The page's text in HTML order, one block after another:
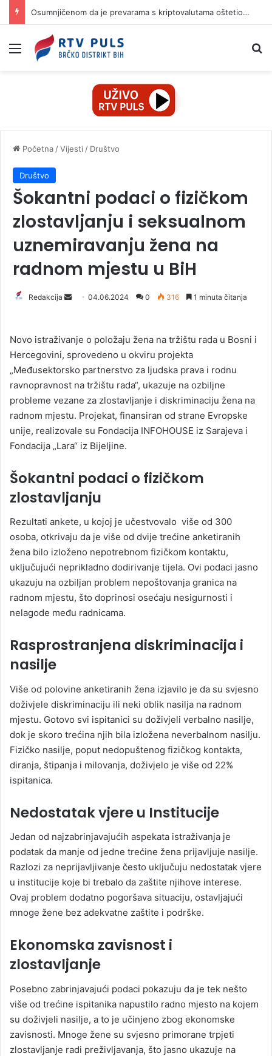
Osumnjičenom da je prevarama s kriptovalutama oštetio dvije žene za 42.000 KM
Izbornik
Početna /Vijesti / Društvo
Društvo
Šokantni podaci o fizičkom
zlostavljanju i seksualnom
uznemiravanju žena na
radnom mjestu u BiH
Redakcija
d
a
n
e
m
a
i
l
04.06.2024 0 316 1 minuta čitanja
Novo istraživanje o položaju žena na tržištu rada u Bosni i
Hercegovini, sprovedeno u okviru projekta
„Međusektorsko partnerstvo za ljudska prava i rodnu
ravnopravnost na tržištu rada“, ukazuje na ozbiljne
probleme vezane za zlostavljanje i diskriminaciju žena na
radnom mjestu. Projekat, finansiran od strane Evropske
unije, realizovale su Fondacija INFOHOUSE iz Sarajeva i
Fondacija „Lara“ iz Bijeljine.
Šokantni podaci o fizičkom
zlostavljanju
Rezultati ankete, u kojoj je učestvovalo više od 300
osoba, otkrivaju da je više od dvije trećine anketiranih
žena bilo izloženo nepotrebnom fizičkom kontaktu,
uključujući neprikladno dodirivanje tijela. Ovi podaci jasno
ukazuju na ozbiljan problem nepoštovanja granica na
radnom mjestu, što doprinosi osećaju nesigurnosti i
nelagode među radnicama.
Rasprostranjena diskriminacija i
nasilje
Više od polovine anketiranih žena izjavilo je da su svjesno
doživjele diskriminaciju ili neki oblik nasilja na radnom
mjestu. Gotovo svi ispitanici su doživjeli verbalno nasilje,
dok je skoro trećina njih bila izložena neverbalnom nasilju.
Fizičko nasilje, poput nedopuštenog fizičkog kontakta,
diranja, štipanja i milovanja, doživjelo je više od 22%
ispitanica.
Nedostatak vjere u Institucije
Jedan od najzabrinjavajućih aspekata istraživanja je
podatak da manje od jedne trećine žena prijavljuje nasilje.
Razlozi za neprijavljivanje često uključuju nedostatak vjere
u institucije koje bi trebalo da zaštite njihove interese.
Ovaj problem dodatno pogoršava situaciju, ostavljajući
mnoge žene bez adekvatne zaštite i podrške.
Ekonomska zavisnost i
zlostavljanje
Posebno zabrinjavajući podaci pokazuju da je tek nešto
više od trećine ispitanika napustilo radno mjesto na kojem
su doživjeli nasilje, a to je učinjeno zbog ekonomske
zavisnosti. Mnoge žene su svjesno primorane trpjeti
zlostavljanje radi preživljavanja, što jasno ukazuje na